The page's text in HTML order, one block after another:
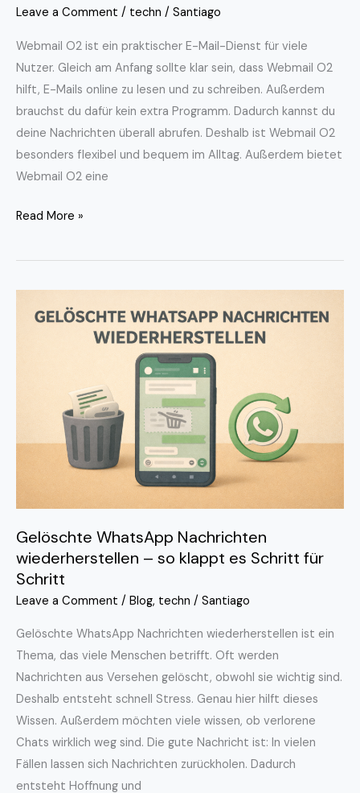
Leave a Comment / techn / Santiago
Webmail O2 ist ein praktischer E-Mail-Dienst für viele
Nutzer. Gleich am Anfang sollte klar sein, dass Webmail O2
hilft, E-Mails online zu lesen und zu schreiben. Außerdem
brauchst du dafür kein extra Programm. Dadurch kannst du
deine Nachrichten überall abrufen. Deshalb ist Webmail O2
besonders flexibel und bequem im Alltag. Außerdem bietet
Webmail O2 eine
Read More »
Gelöschte WhatsApp Nachrichten
wiederherstellen – so klappt es Schritt für
Schritt
Leave a Comment / Blog, techn / Santiago
Gelöschte WhatsApp Nachrichten wiederherstellen ist ein
Thema, das viele Menschen betrifft. Oft werden
Nachrichten aus Versehen gelöscht, obwohl sie wichtig sind.
Deshalb entsteht schnell Stress. Genau hier hilft dieses
Wissen. Außerdem möchten viele wissen, ob verlorene
Chats wirklich weg sind. Die gute Nachricht ist: In vielen
Fällen lassen sich Nachrichten zurückholen. Dadurch
entsteht Hoffnung und
WhatsApp